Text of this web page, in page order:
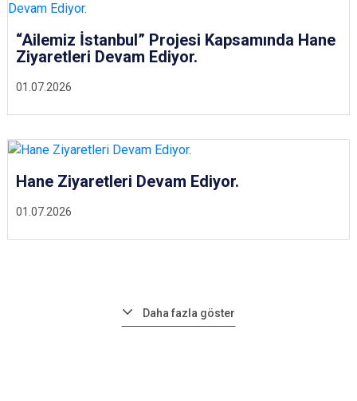
01.07.2026
“Ailemiz İstanbul” Projesi Kapsamında Hane
Ziyaretleri Devam Ediyor.
01.07.2026
Hane Ziyaretleri Devam Ediyor.
Daha fazla göster